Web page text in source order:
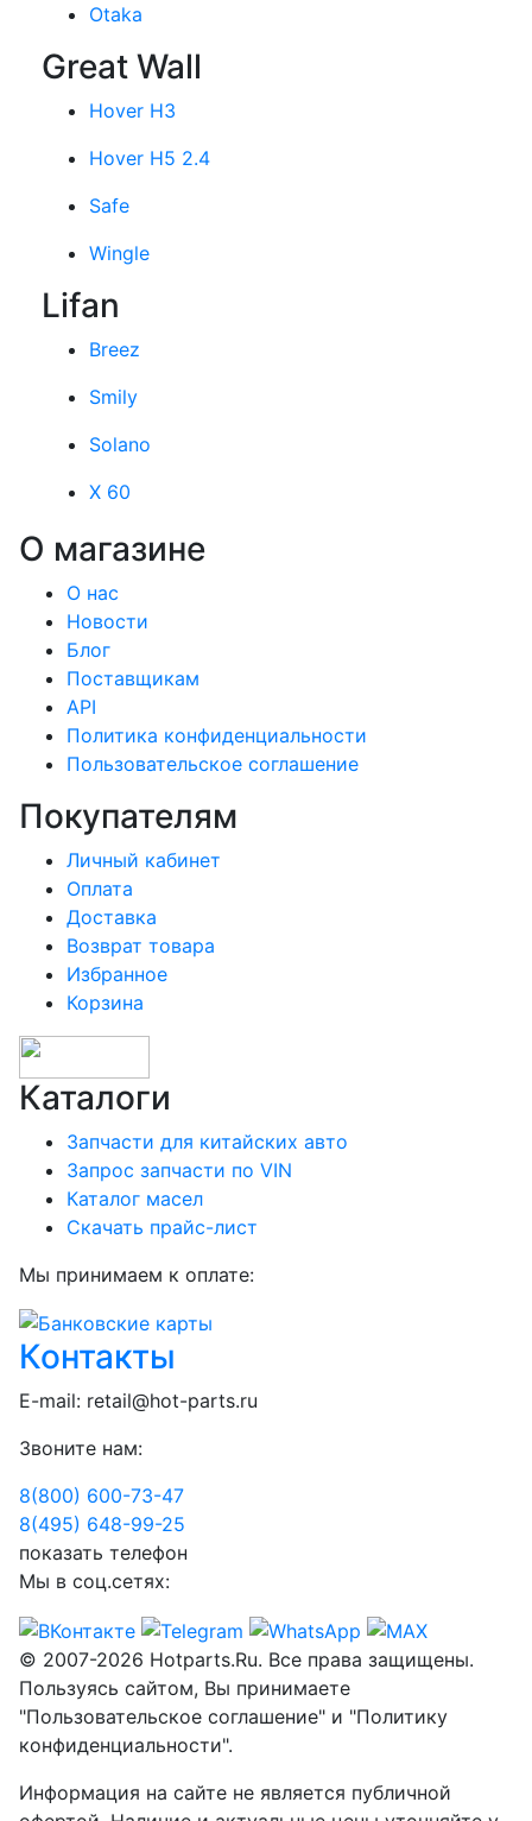
Otaka
Great Wall
Hover H3
Hover H5 2.4
Safe
Wingle
Lifan
Breez
Smily
Solano
X 60
О магазине
О нас
Новости
Блог
Поставщикам
API
Политика конфиденциальности
Пользовательское соглашение
Покупателям
Личный кабинет
Оплата
Доставка
Возврат товара
Избранное
Корзина
Каталоги
Запчасти для китайских авто
Запрос запчасти по VIN
Каталог масел
Скачать прайс-лист
Мы принимаем к оплате:
Контакты
E-mail: retail@hot-parts.ru
Звоните нам:
8(800) 600-73-47
8(495) 648-99-25
показать телефон
Мы в соц.сетях:
© 2007-2026 Hotparts.Ru. Все права защищены.
Пользуясь сайтом, Вы принимаете
"Пользовательское соглашение" и "Политику
конфиденциальности".
Информация на сайте не является публичной